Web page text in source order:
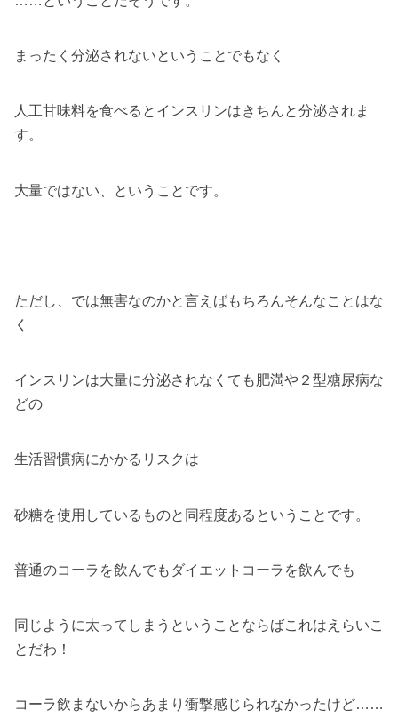
まったく分泌されないということでもなく
人工甘味料を食べるとインスリンはきちんと分泌されま
す。
大量ではない、ということです。
ただし、では無害なのかと言えばもちろんそんなことはな
く
インスリンは大量に分泌されなくても肥満や２型糖尿病な
どの
生活習慣病にかかるリスクは
砂糖を使用しているものと同程度あるということです。
普通のコーラを飲んでもダイエットコーラを飲んでも
同じように太ってしまうということならばこれはえらいこ
とだわ！
コーラ飲まないからあまり衝撃感じられなかったけど……